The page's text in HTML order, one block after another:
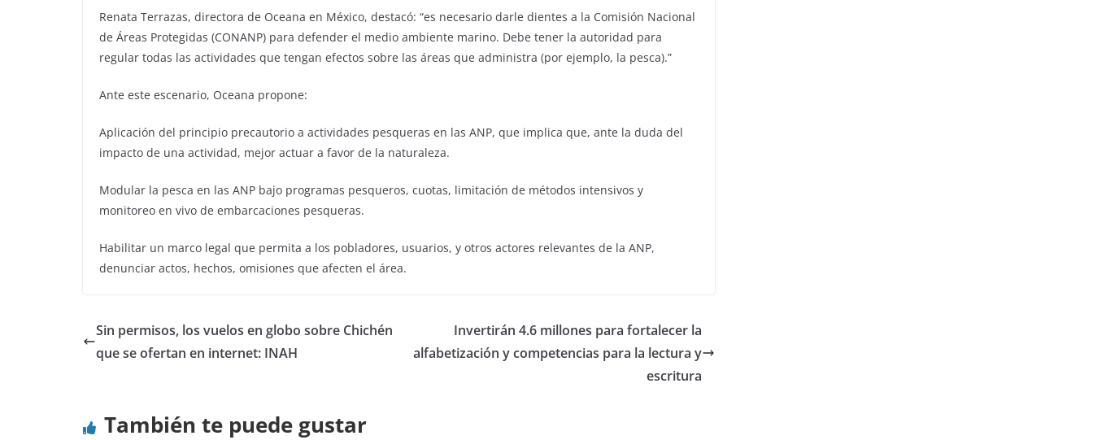
Renata Terrazas, directora de Oceana en México, destacó: “es necesario darle dientes a la Comisión Nacional
de Áreas Protegidas (CONANP) para defender el medio ambiente marino. Debe tener la autoridad para
regular todas las actividades que tengan efectos sobre las áreas que administra (por ejemplo, la pesca).”
Ante este escenario, Oceana propone:
Aplicación del principio precautorio a actividades pesqueras en las ANP, que implica que, ante la duda del
impacto de una actividad, mejor actuar a favor de la naturaleza.
Modular la pesca en las ANP bajo programas pesqueros, cuotas, limitación de métodos intensivos y
monitoreo en vivo de embarcaciones pesqueras.
Habilitar un marco legal que permita a los pobladores, usuarios, y otros actores relevantes de la ANP,
denunciar actos, hechos, omisiones que afecten el área.
Sin permisos, los vuelos en globo sobre Chichén
que se ofertan en internet: INAH
Invertirán 4.6 millones para fortalecer la
alfabetización y competencias para la lectura y
escritura
También te puede gustar